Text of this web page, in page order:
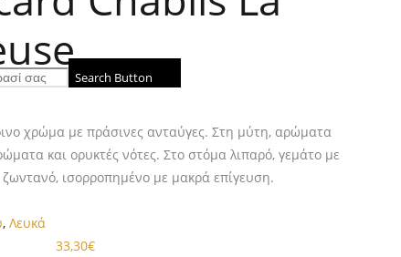
Search Button
χρώμα με πράσινες ανταύγες. Στη μύτη, αρώματα
και ορυκτές νότες. Στο στόμα λιπαρό, γεμάτο με
ζωντανό, ισορροπημένο με μακρά επίγευση.
,Λευκά
33,30€